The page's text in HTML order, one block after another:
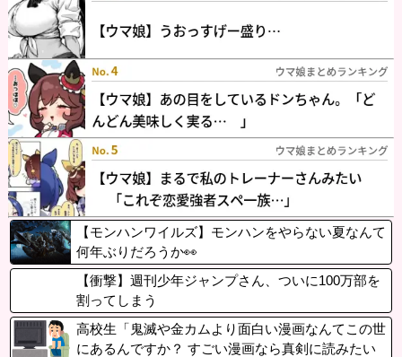
【モンハンワイルズ】モンハンをやらない夏なんて
何年ぶりだろうか👀
【衝撃】週刊少年ジャンプさん、ついに100万部を
割ってしまう
高校生「鬼滅や金カムより面白い漫画なんてこの世
にあるんですか？ すごい漫画なら真剣に読みたい